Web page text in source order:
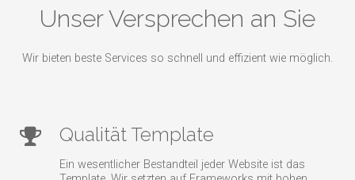
Unser Versprechen an Sie
Wir bieten beste Services so schnell und effizient wie möglich.
Qualität Template
Ein wesentlicher Bestandteil jeder Website ist das